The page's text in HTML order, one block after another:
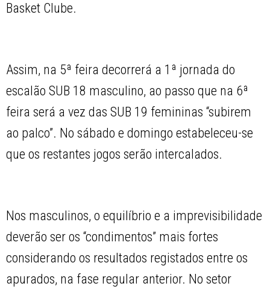
Basket Clube.
Assim, na 5ª feira decorrerá a 1ª jornada do
escalão SUB 18 masculino, ao passo que na 6ª
feira será a vez das SUB 19 femininas “subirem
ao palco”. No sábado e domingo estabeleceu-se
que os restantes jogos serão intercalados.
Nos masculinos, o equilíbrio e a imprevisibilidade
deverão ser os “condimentos” mais fortes
considerando os resultados registados entre os
apurados, na fase regular anterior. No setor